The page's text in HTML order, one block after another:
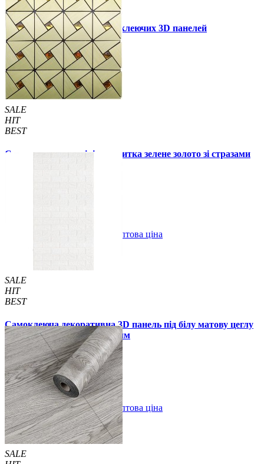
Інструкція установки самоклеючих 3D панелей
Інші також купили
SALE
HIT
BEST
Самоклеюча алюмінієва плитка зелене золото зі стразами
мозаїка 300х300х3мм (1172)
В закладки Оптова ціна
SALE
HIT
BEST
Самоклеюча декоративна 3D панель під білу матову цеглу
в рулоні 20 м 20000x700x3 мм
1850 грн./шт 2899 грн./шт
Купити В закладки Оптова ціна
SALE